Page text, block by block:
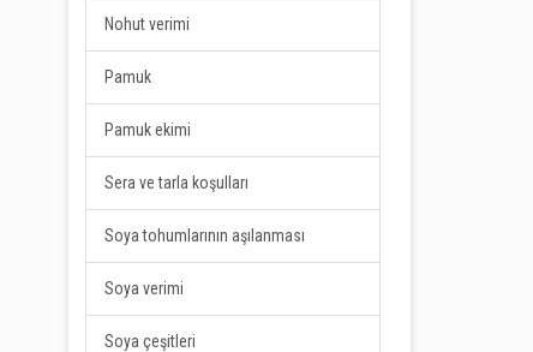
Nohut verimi
Pamuk
Pamuk ekimi
Sera ve tarla koşulları
Soya tohumlarının aşılanması
Soya verimi
Soya çeşitleri